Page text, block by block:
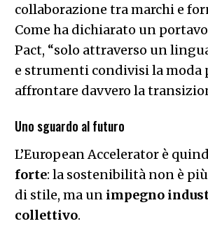
collaborazione tra marchi e
Come ha dichiarato un
Pact, “solo attraverso un
e strumenti condivisi la moda
affrontare davvero la
Uno sguardo al futuro
L’European Accelerator è
forte: la sostenibilità non è
di stile, ma un impegno
collettivo.